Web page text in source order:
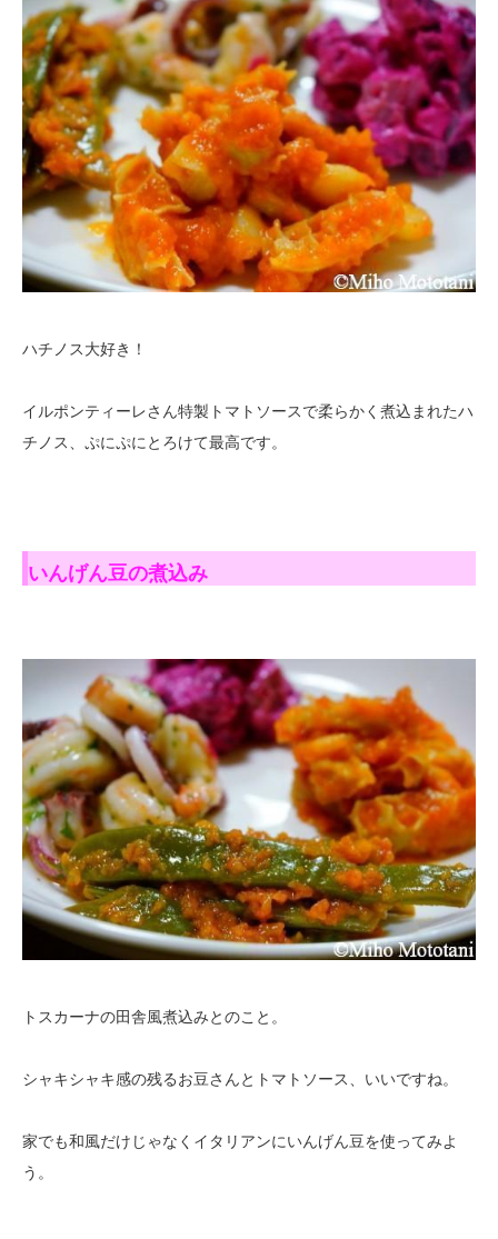
ハチノス大好き！
イルポンティーレさん特製トマトソースで柔らかく煮込まれたハ
チノス、ぷにぷにとろけて最高です。
いんげん豆の煮込み
トスカーナの田舎風煮込みとのこと。
シャキシャキ感の残るお豆さんとトマトソース、いいですね。
家でも和風だけじゃなくイタリアンにいんげん豆を使ってみよ
う。